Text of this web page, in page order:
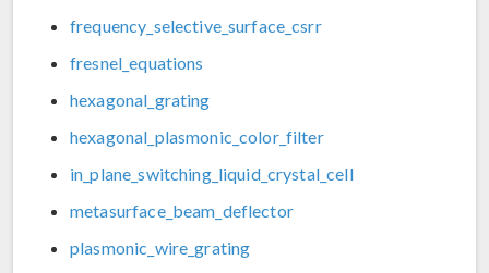
frequency_selective_surface_csrr
fresnel_equations
hexagonal_grating
hexagonal_plasmonic_color_filter
in_plane_switching_liquid_crystal_cell
metasurface_beam_deflector
plasmonic_wire_grating